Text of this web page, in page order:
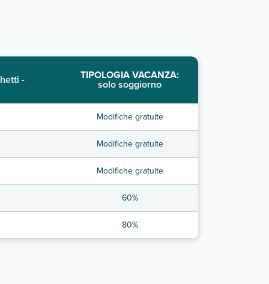
- TIPOLOGIA VACANZA:
solo soggiorno
Modifiche gratuite
Modifiche gratuite
Modifiche gratuite
60%
80%